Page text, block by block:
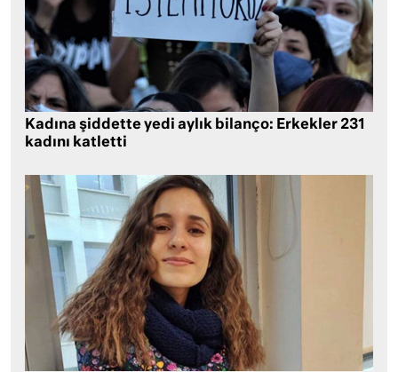
Kadına şiddette yedi aylık bilanço: Erkekler 231
kadını katletti